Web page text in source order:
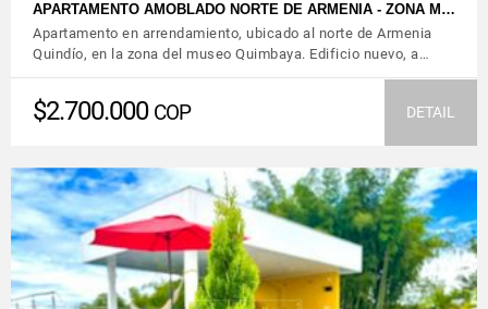
APARTAMENTO AMOBLADO NORTE DE ARMENIA - ZONA M…
Apartamento en arrendamiento, ubicado al norte de Armenia
Quindío, en la zona del museo Quimbaya. Edificio nuevo, a…
$2.700.000 COP DETAIL